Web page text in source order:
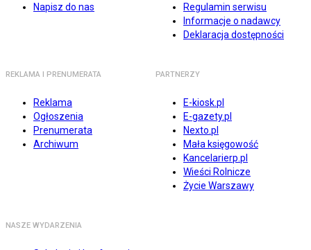
Napisz do nas
Regulamin serwisu
Informacje o nadawcy
Deklaracja dostępności
REKLAMA I PRENUMERATA
Reklama
Ogłoszenia
Prenumerata
Archiwum
PARTNERZY
E-kiosk.pl
E-gazety.pl
Nexto.pl
Mała księgowość
Kancelarierp.pl
Wieści Rolnicze
Życie Warszawy
NASZE WYDARZENIA